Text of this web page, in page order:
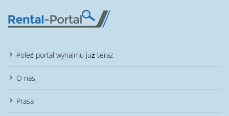
Poleć portal wynajmu już teraz
O nas
Prasa